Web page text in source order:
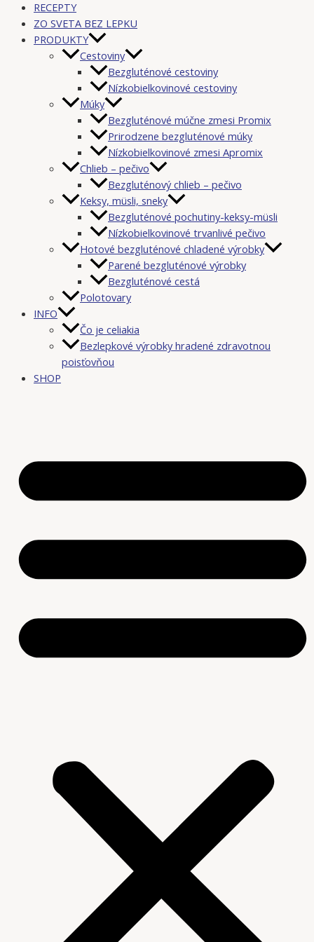
RECEPTY
ZO SVETA BEZ LEPKU
PRODUKTY
Cestoviny
Bezgluténové cestoviny
Nízkobielkovinové cestoviny
Múky
Bezgluténové múčne zmesi Promix
Prirodzene bezgluténové múky
Nízkobielkovinové zmesi Apromix
Chlieb – pečivo
Bezgluténový chlieb – pečivo
Keksy, müsli, sneky
Bezgluténové pochutiny-keksy-müsli
Nízkobielkovinové trvanlivé pečivo
Hotové bezgluténové chladené výrobky
Parené bezgluténové výrobky
Bezgluténové cestá
Polotovary
INFO
Čo je celiakia
Bezlepkové výrobky hradené zdravotnou
poisťovňou
SHOP